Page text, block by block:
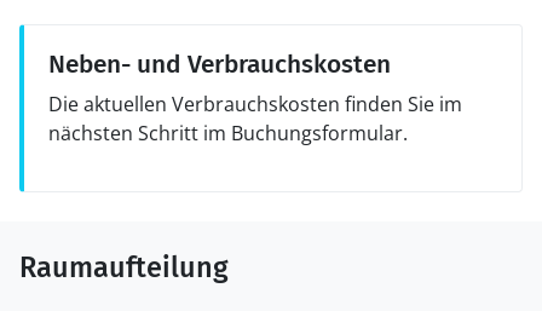
Neben- und Verbrauchskosten
Die aktuellen Verbrauchskosten finden Sie im
nächsten Schritt im Buchungsformular.
Raumaufteilung